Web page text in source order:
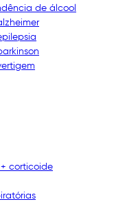
de álcool
corticoide